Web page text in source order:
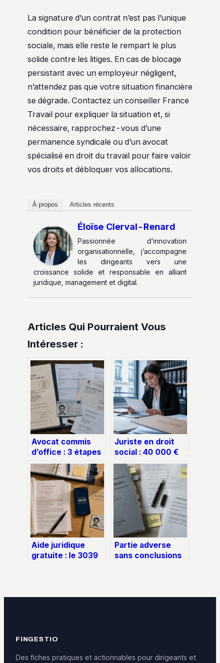
La signature d’un contrat n’est pas l’unique
condition pour bénéficier de la protection
sociale, mais elle reste le rempart le plus
solide contre les litiges. En cas de blocage
persistant avec un employeur négligent,
n’attendez pas que votre situation financière
se dégrade. Contactez un conseiller France
Travail pour expliquer la situation et, si
nécessaire, rapprochez-vous d’une
permanence syndicale ou d’un avocat
spécialisé en droit du travail pour faire valoir
vos droits et débloquer vos allocations.
À propos Articles récents
Éloïse Clerval-Renard
Passionnée d’innovation
organisationnelle, j’accompagne
les dirigeants vers une
croissance solide et responsable en alliant
juridique, management et digital.
Articles Qui Pourraient Vous
Intéresser :
Avocat commis
d’office : 3 étapes
pour l’obtenir et 5
documents
indispensables
pour votre
défense
Juriste en droit
social : 40 000 €
de salaire moyen
et 3 compétences
pour réussir votre
recrutement
Aide juridique
gratuite : le 3039
Partie adverse
sans conclusions
défense
FINGESTIO
Des fiches pratiques et actionnables pour dirigeants et